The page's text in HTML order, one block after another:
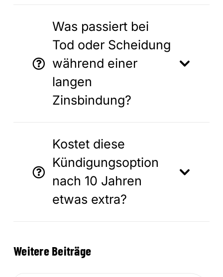
Was passiert bei
Tod oder Scheidung
während einer
langen
Zinsbindung?
Kostet diese
Kündigungsoption
nach 10 Jahren
etwas extra?
Weitere Beiträge